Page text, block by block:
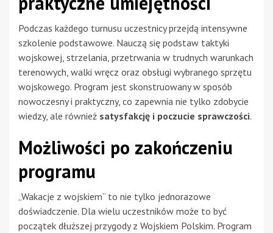
Podczas każdego turnusu uczestnicy przejdą intensywne
szkolenie podstawowe. Nauczą się podstaw taktyki
wojskowej, strzelania, przetrwania w trudnych warunkach
terenowych, walki wręcz oraz obsługi wybranego sprzętu
wojskowego. Program jest skonstruowany w sposób
nowoczesny i praktyczny, co zapewnia nie tylko zdobycie
wiedzy, ale również satysfakcję i poczucie sprawczości.
Możliwości po zakończeniu
programu
„Wakacje z wojskiem” to nie tylko jednorazowe
doświadczenie. Dla wielu uczestników może to być
początek dłuższej przygody z Wojskiem Polskim. Program